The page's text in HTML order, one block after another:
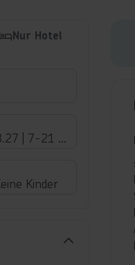
Nur Hotel
7-21 Nächte
Kinder